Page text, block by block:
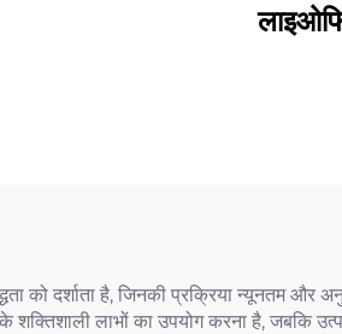
को दर्शाता है, जिनकी प्रक्रिया न्यूनतम और
शक्तिशाली लाभों का उपयोग करना है, जबकि